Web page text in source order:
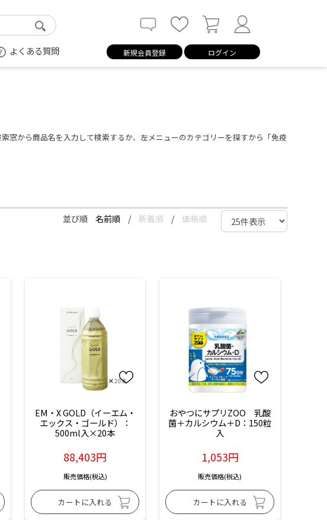
よくある質問 新規会員登録 ログイン
窓から商品名を入力して検索するか、左メニューのカテゴリーを探すから「免疫
並び順 名前順 / 新着順 / 価格順
EM・X GOLD（イーエム・
エックス・ゴールド）：
500ml入×20本
88,403円
販売価格(税込)
おやつにサプリZOO　乳酸
菌＋カルシウム＋D：150粒
入
1,053円
販売価格(税込)